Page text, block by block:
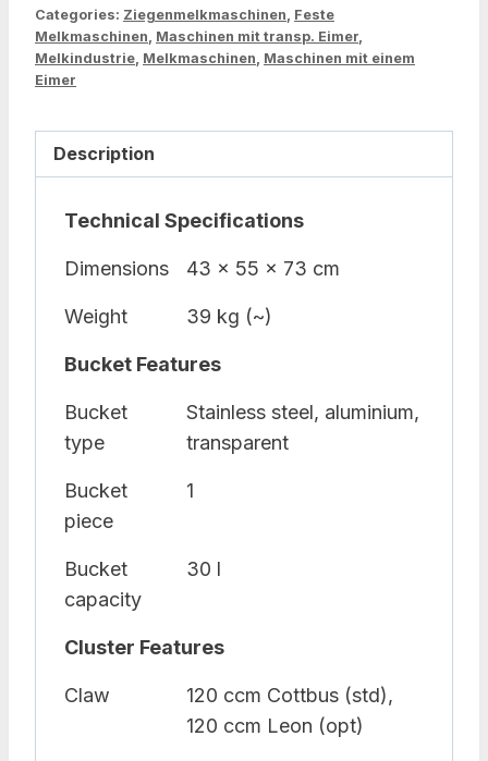
Categories: Ziegenmelkmaschinen, Feste
Melkmaschinen, Maschinen mit transp. Eimer,
Melkindustrie, Melkmaschinen, Maschinen mit einem
Eimer
Description
Technical Specifications
Dimensions 43 x 55 x 73 cm
Weight 39 kg (~)
Bucket Features
Bucket
type
Stainless steel, aluminium,
transparent
Bucket
piece
1
Bucket
capacity
30 l
Cluster Features
Claw
120 ccm Cottbus (std),
120 ccm Leon (opt)